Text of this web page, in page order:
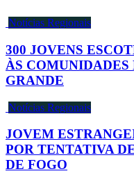
Notícias Regionais
300 JOVENS
ÀS
GRANDE
Notícias Regionais
JOVEM
POR TENTATIVA
DE FOGO